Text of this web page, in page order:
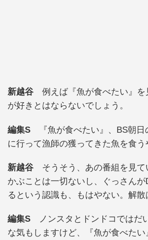
新越谷 例えば『魚が食べたい』を
が好きとはならないでしょう。
編集S
『魚が食べたい』、BS朝
に行って漁師の獲ってきた魚を食う
新越谷 そうそう、あの番組を見
かぶことは一切ないし、ぐっさんが
るという認識も、もはやない。解散
編集S
ノンスタとドンドコではだ
な気もしますけど、『魚が食べた